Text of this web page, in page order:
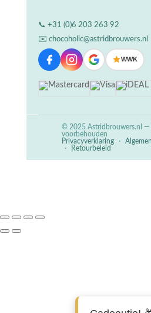
📞 +31 (0)6 203 263 92
✉️ chocoholic@astridbrouwers.nl
WWK
© 2025 Astridbrouwers.nl —
voorbehouden
Privacyverklaring
·
·
Retourbeleid